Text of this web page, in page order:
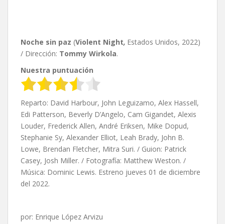
Noche sin paz (Violent Night, Estados Unidos, 2022)
/ Dirección: Tommy Wirkola.
Nuestra puntuación
Reparto: David Harbour, John Leguizamo, Alex Hassell,
Edi Patterson, Beverly D’Angelo, Cam Gigandet, Alexis
Louder, Frederick Allen, André Eriksen, Mike Dopud,
Stephanie Sy, Alexander Elliot, Leah Brady, John B.
Lowe, Brendan Fletcher, Mitra Suri. / Guion: Patrick
Casey, Josh Miller. / Fotografía: Matthew Weston. /
Música: Dominic Lewis. Estreno jueves 01 de diciembre
del 2022.
por: Enrique López Arvizu